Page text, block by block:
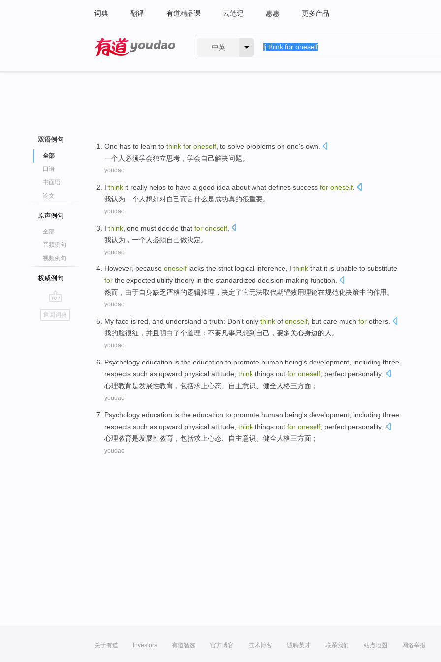
词典 翻译 有道精品课 云笔记 惠惠 更多产品
中英
双语例句
全部
口语
书面语
论文
原声例句
全部
音频例句
视频例句
权威例句
go
top
返回词典
One has to learn to think for oneself , to solve problems on one's own.
一个人 必须学会独立思考 ，学会自己解决问题。
youdao
I think it really helps to have a good idea about what defines success for oneself
我认为一个 人想好对自己而言什么是成功真的很重要。
youdao
I think one must decide that for oneself
我认为 ， 一个人 必须自己做决定。
youdao
However, because oneself lacks the strict logical inference, I think that it is unable to substitute
for the expected utility theory in the standardized decision-making function.
然而 ， 由于自身缺乏严格的逻辑推理 ， 决定了它无法取代期望效用理论在规范化决策中的作用。
youdao
My face is red and understand a truth: Don't only think of oneself , but care much for others
我的脸很红 ， 并且 明白了个道理 ： 不要凡事只想到 自己 ，要多关心身边的 人。
youdao
Psychology education is the education to promote human being's development including three
respects such as upward physical attitude think things out for oneself perfect personality;
心理教育是发展性教育， 包括求上心态 、自主意识、 健全 人格三方面 ；
youdao
Psychology education is the education to promote human being's development including three
respects such as upward physical attitude think things out for oneself perfect personality;
心理教育是发展性教育， 包括求上心态 、自主意识、 健全 人格三方面 ；
youdao
关于有道 Investors 有道智选 官方博客 技术博客 诚聘英才 联系我们 站点地图 网络举报